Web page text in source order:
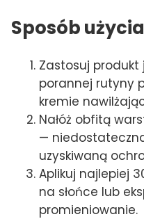
Sposób użycia
Zastosuj
porannej rutyny
kremie
Nałóż obfitą
—
uzyskiwaną
Aplikuj najlepiej
na słońce lub
promieniowanie.